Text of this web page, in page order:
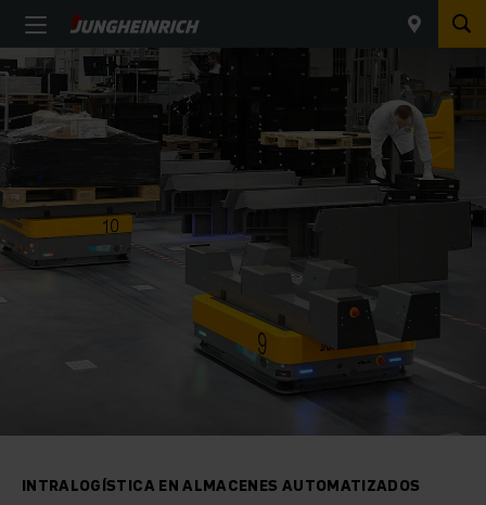
INTRALOGÍSTICA EN ALMACENES AUTOMATIZADOS